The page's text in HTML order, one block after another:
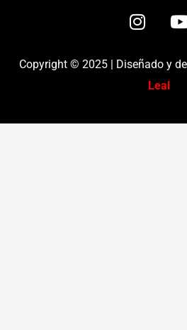
I
n
t
r
t
Copyright © 2025 | Diseñado y
Leal